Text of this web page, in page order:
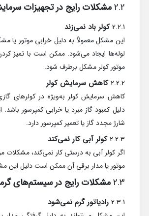
2.2مشکلات رایج در تجهیزات
2.2.1 کولر باد نمی‌زند
این مشکل معمولاً به دلیل خرابی موتور یا
لوله‌ها ایجاد می‌شود. ممکن است با تمیز کردن
موتور کولر مشکل برطرف شود.
2.2.2 کاهش سرمایش کولر
کاهش سرمایش کولر به‌ویژه در کولرهای
دلیل کمبود گاز مبرد یا خرابی کمپرسور
شارژ مجدد گاز یا تعمیر کمپرسور دارد.
2.2.3 کولر آبی کار نمی‌کند
اگر کولر آبی به درستی کار نمی‌کند، مشکلات
موتور یا مدار برقی آن ممکن است دلیل این
2.3مشکلات رایج در سیستم‌های
2.3.1 رادیاتور گرم نمی‌شود